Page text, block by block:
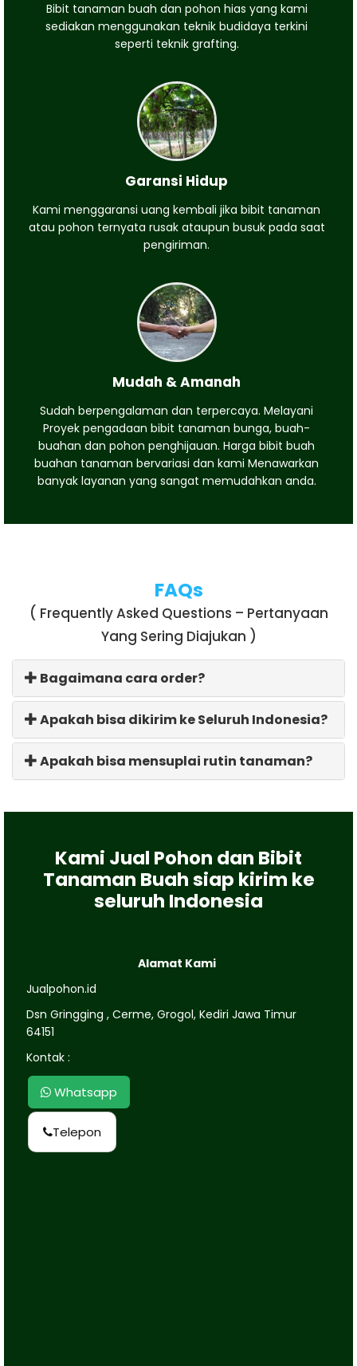
Bibit tanaman buah dan pohon hias yang kami
sediakan menggunakan teknik budidaya terkini
seperti teknik grafting.
Garansi Hidup
Kami menggaransi uang kembali jika bibit tanaman
atau pohon ternyata rusak ataupun busuk pada saat
pengiriman.
Mudah & Amanah
Sudah berpengalaman dan terpercaya. Melayani
Proyek pengadaan bibit tanaman bunga, buah-
buahan dan pohon penghijauan. Harga bibit buah
buahan tanaman bervariasi dan kami Menawarkan
banyak layanan yang sangat memudahkan anda.
FAQs
( Frequently Asked Questions – Pertanyaan
Yang Sering Diajukan )
Bagaimana cara order?
Apakah bisa dikirim ke Seluruh Indonesia?
Apakah bisa mensuplai rutin tanaman?
Kami Jual Pohon dan Bibit
Tanaman Buah siap kirim ke
seluruh Indonesia
Alamat Kami
Jualpohon.id
Dsn Gringging , Cerme, Grogol, Kediri Jawa Timur
64151
Kontak :
Whatsapp
Telepon